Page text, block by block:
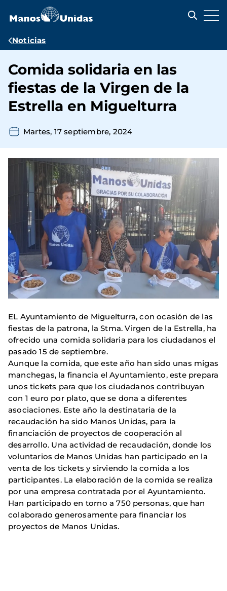
contenido
Ruta
navegación
Noticias
Comida solidaria en las
fiestas de la Virgen de la
Estrella en Miguelturra
Martes, 17 septiembre, 2024
EL Ayuntamiento de Miguelturra, con ocasión de las
fiestas de la patrona, la Stma. Virgen de la Estrella, ha
ofrecido una comida solidaria para los ciudadanos el
pasado 15 de septiembre.
Aunque la comida, que este año han sido unas migas
manchegas, la financia el Ayuntamiento, este prepara
unos tickets para que los ciudadanos contribuyan
con 1 euro por plato, que se dona a diferentes
asociaciones. Este año la destinataria de la
recaudación ha sido Manos Unidas, para la
financiación de proyectos de cooperación al
desarrollo. Una actividad de recaudación, donde los
voluntarios de Manos Unidas han participado en la
venta de los tickets y sirviendo la comida a los
participantes. La elaboración de la comida se realiza
por una empresa contratada por el Ayuntamiento.
Han participado en torno a 750 personas, que han
colaborado generosamente para financiar los
proyectos de Manos Unidas.